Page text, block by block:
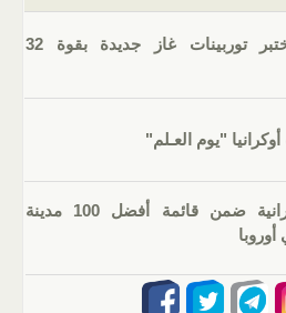
أوكرانيا تختبر توربينات غاز جديدة بقوة 32
"يوم العـلم"
مدينة أوكرانية ضمن قائمة أفضل 100 مدينة